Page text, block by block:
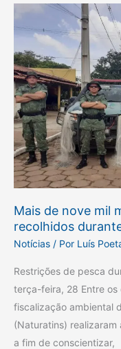
Mais de nove mil
recolhidos
Notícias / Por Luís
Restrições de pesca
terça-feira, 28 Entre os
fiscalização ambiental
(Naturatins)
a fim de conscientizar,
Mais
de
mil
metros
de
rede
foram
recolhidos
durante
a
piracema
no
Tocantins